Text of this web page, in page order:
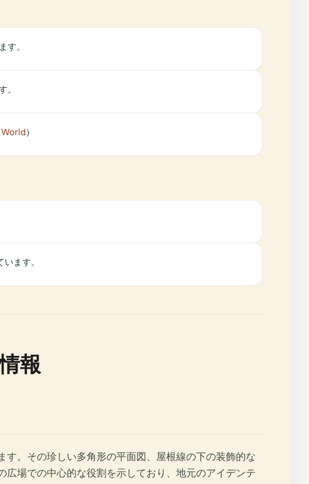
す。
。
）
ます。
報
。その珍しい多角形の平面図、屋根線の下の装飾的な
場での中心的な役割を示しており、地元のアイデンテ